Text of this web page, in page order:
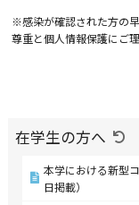
※感染が確認された方の
尊重と個人情報保護にご
在学生の方へ
本学における新型
日掲載）